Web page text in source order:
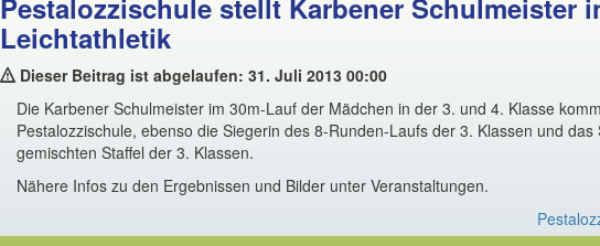
Pestalozzischule stellt Karbener Schulmeister
Leichtathletik
Dieser Beitrag ist abgelaufen: 31. Juli 2013 00:00
Die Karbener Schulmeister im 30m-Lauf der Mädchen in der 3. und 4. Klasse
Pestalozzischule, ebenso die Siegerin des 8-Runden-Laufs der 3. Klassen und
gemischten Staffel der 3. Klassen.
Nähere Infos zu den Ergebnissen und Bilder unter Veranstaltungen.